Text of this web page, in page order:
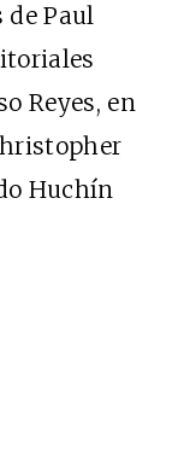
de Paul
Reyes, en
Huchín